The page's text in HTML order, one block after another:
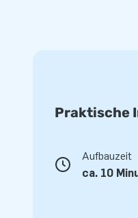
Praktische
Aufbauzeit
ca. 10